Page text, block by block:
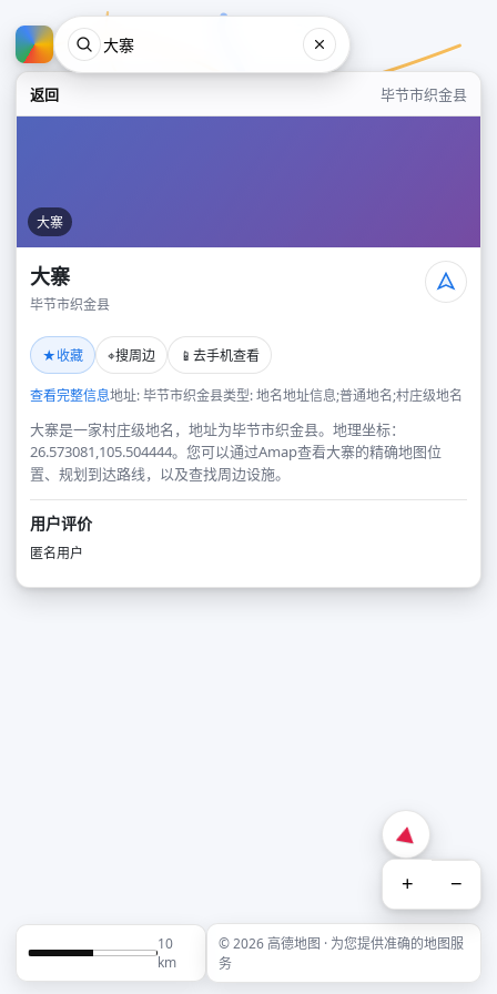
返回 毕节市织金县
大寨
大寨
毕节市织金县
★收藏 ⌖搜周边 📱 去手机查看
查看完整信息地址: 毕节市织金县类型: 地名地址信息;普通地名;村庄级地名
大寨是一家村庄级地名，地址为毕节市织金县。地理坐标：
26.573081,105.504444。您可以通过Amap查看大寨的精确地图位
置、规划到达路线，以及查找周边设施。
用户评价
匿名用户
+ −
10
km
© 2026 高德地图 · 为您提供准确的地图服
务